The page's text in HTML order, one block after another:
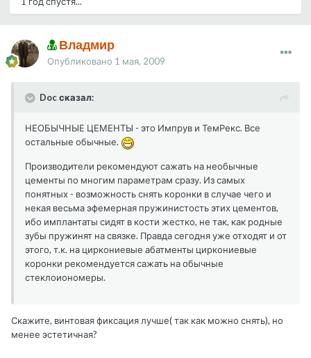
Владмир
Опубликовано 1 мая, 2009
Doc сказал:
НЕОБЫЧНЫЕ ЦЕМЕНТЫ - это Импрув и ТемРекс. Все
остальные обычные.
Производители рекомендуют сажать на необычные
цементы по многим параметрам сразу. Из самых
понятных - возможность снять коронки в случае чего и
некая весьма эфемерная пружинистость этих цементов,
ибо имплантаты сидят в кости жестко, не так, как родные
зубы пружинят на связке. Правда сегодня уже отходят и от
этого, т.к. на циркониевые абатменты циркониевые
коронки рекомендуется сажать на обычные
стеклоиономеры.
Скажите, винтовая фиксация лучше( так как можно снять), но
менее эстетичная?